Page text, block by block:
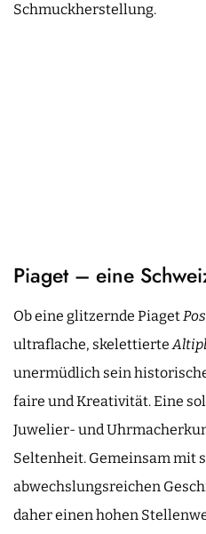
Schmuckherstellung.
Piaget – eine
Ob eine glitzernde Piaget
ultraflache, skelettierte
unermüdlich sein
faire und Kreativität. Eine
Juwelier- und
Seltenheit. Gemeinsam mit
abwechslungsreichen
daher einen hohen